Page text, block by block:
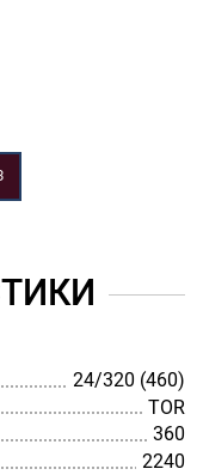
24/320 (460)
TOR
360
2240